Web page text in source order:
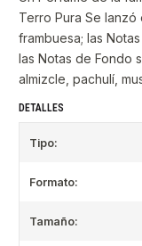
Terro Pura Se lanzó
frambuesa; las
las Notas de Fondo
almizcle, pachulí,
DETALLES
Tipo:
Formato:
Tamaño: